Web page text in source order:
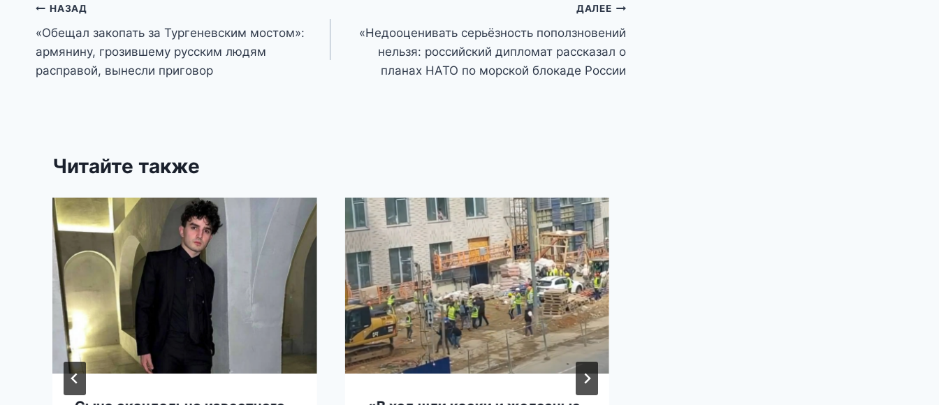
Навигация
по
записям
НАЗАД
«Обещал закопать за Тургеневским мостом»:
армянину, грозившему русским людям
расправой, вынесли приговор
ДАЛЕЕ
«Недооценивать серьёзность поползновений
нельзя: российский дипломат рассказал о
планах НАТО по морской блокаде России
Читайте также